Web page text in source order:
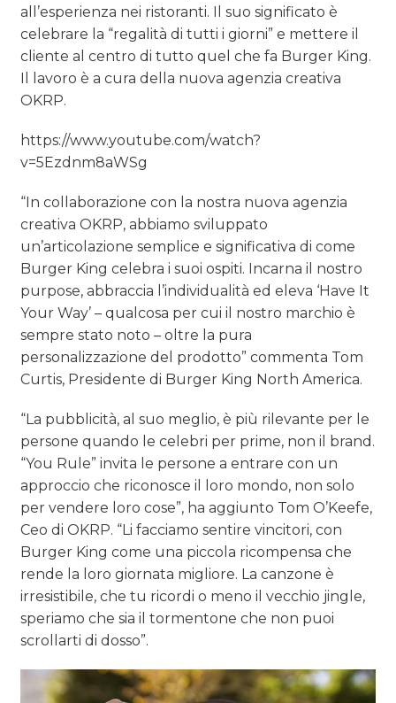
all’esperienza nei ristoranti. Il suo significato è
celebrare la “regalità di tutti i giorni” e mettere il
cliente al centro di tutto quel che fa Burger King.
Il lavoro è a cura della nuova agenzia creativa
OKRP.
https://www.youtube.com/watch?
v=5Ezdnm8aWSg
“In collaborazione con la nostra nuova agenzia
creativa OKRP, abbiamo sviluppato
un’articolazione semplice e significativa di come
Burger King celebra i suoi ospiti. Incarna il nostro
purpose, abbraccia l’individualità ed eleva ‘Have It
Your Way’ – qualcosa per cui il nostro marchio è
sempre stato noto – oltre la pura
personalizzazione del prodotto” commenta Tom
Curtis, Presidente di Burger King North America.
“La pubblicità, al suo meglio, è più rilevante per le
persone quando le celebri per prime, non il brand.
“You Rule” invita le persone a entrare con un
approccio che riconosce il loro mondo, non solo
per vendere loro cose”, ha aggiunto Tom O’Keefe,
Ceo di OKRP. “Li facciamo sentire vincitori, con
Burger King come una piccola ricompensa che
rende la loro giornata migliore. La canzone è
irresistibile, che tu ricordi o meno il vecchio jingle,
speriamo che sia il tormentone che non puoi
scrollarti di dosso”.